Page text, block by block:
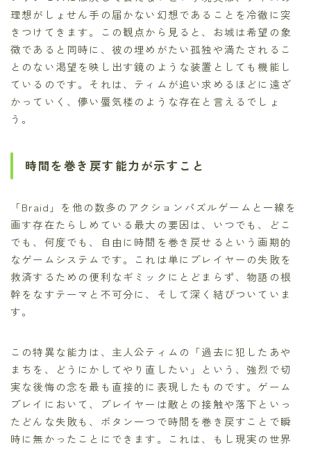
理想がしょせん手の届かない幻想であることを冷徹に突
きつけてきます。この観点から見ると、お城は希望の象
徴であると同時に、彼の埋めがたい孤独や満たされるこ
とのない渇望を映し出す鏡のような装置としても機能し
ているのです。それは、ティムが追い求めるほどに遠ざ
かっていく、儚い蜃気楼のような存在と言えるでしょ
う。
時間を巻き戻す能力が示すこと
「Braid」を他の数多のアクションパズルゲームと一線を
画す存在たらしめている最大の要因は、いつでも、どこ
でも、何度でも、自由に時間を巻き戻せるという画期的
なゲームシステムです。これは単にプレイヤーの失敗を
救済するための便利なギミックにとどまらず、物語の根
幹をなすテーマと不可分に、そして深く結びついていま
す。
この特異な能力は、主人公ティムの「過去に犯したあや
まちを、どうにかしてやり直したい」という、強烈で切
実な後悔の念を最も直接的に表現したものです。ゲーム
プレイにおいて、プレイヤーは敵との接触や落下といっ
たどんな失敗も、ボタン一つで時間を巻き戻すことで瞬
時に無かったことにできます。これは、もし現実の世界